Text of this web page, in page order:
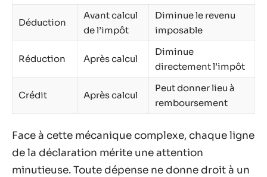
Déduction
Avant calcul
de l’impôt
Diminue le revenu
imposable
Réduction Après calcul
Diminue
directement l’impôt
Crédit Après calcul
Peut donner lieu à
remboursement
Face à cette mécanique complexe, chaque ligne
de la déclaration mérite une attention
minutieuse. Toute dépense ne donne droit à un